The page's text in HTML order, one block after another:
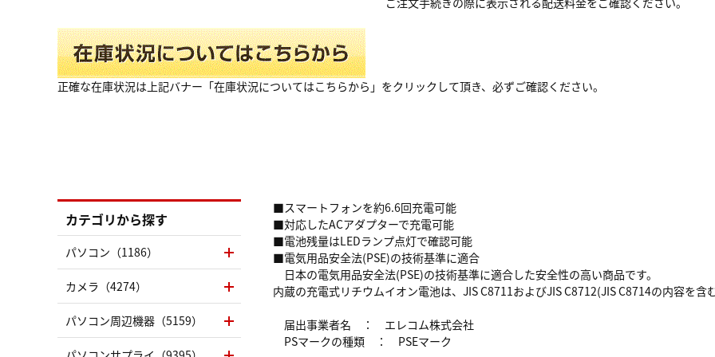
正確な在庫状況は上記バナー「在庫状況についてはこちらから」をクリックして頂き、必ずご確認ください。
■スマートフォンを約6.6回充電可能
■対応したACアダプターで充電可能
■電池残量はLEDランプ点灯で確認可能
■電気用品安全法(PSE)の技術基準に適合
日本の電気用品安全法(PSE)の技術基準に適合した安全性の高い商品です。
内蔵の充電式リチウムイオン電池は、JIS C8711およびJIS C8712(JIS C8714の内容を含
届出事業者名 ： エレコム株式会社
PSマークの種類 ： PSEマーク
カテゴリから探す
パソコン（1186）
カメラ（4274）
パソコン周辺機器（5159）